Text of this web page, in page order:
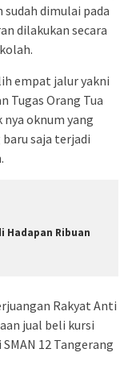
dimulai pada
dilakukan secara
empat jalur yakni
Tugas Orang Tua
nya oknum yang
saja terjadi
Hadapan Ribuan
Rakyat Anti
jual beli kursi
12 Tangerang